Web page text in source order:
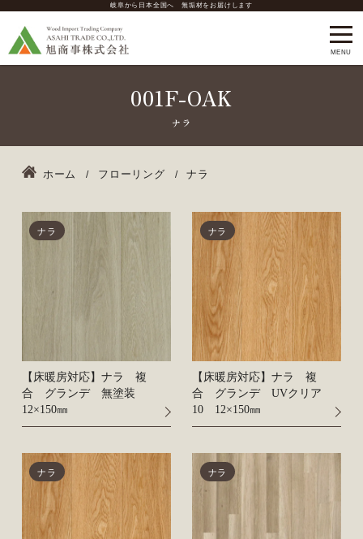
岐阜から日本全国へ 無垢材をお届けします
001F-OAK
ホーム フローリング ナラ
ナラ
【床暖房対応】ナラ 複
合 グランデ 無塗装
12×150㎜
ナラ
【床暖房対応】ナラ 複
合 グランデ UVクリア
10 12×150㎜
ナラ ナラ